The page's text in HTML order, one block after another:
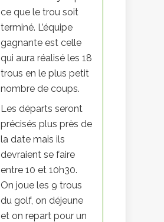
ce que le trou soit
terminé. L’équipe
gagnante est celle
qui aura réalisé les 18
trous en le plus petit
nombre de coups.
Les départs seront
précisés plus près de
la date mais ils
devraient se faire
entre 10 et 10h30.
On joue les 9 trous
du golf, on déjeune
et on repart pour un